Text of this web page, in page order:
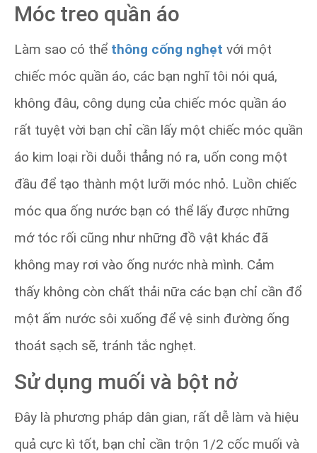
Móc treo quần áo
Làm sao có thể thông cống nghẹt với một
chiếc móc quần áo, các bạn nghĩ tôi nói quá,
không đâu, công dụng của chiếc móc quần áo
rất tuyệt vời bạn chỉ cần lấy một chiếc móc quần
áo kim loại rồi duỗi thẳng nó ra, uốn cong một
đầu để tạo thành một lưỡi móc nhỏ. Luồn chiếc
móc qua ống nước bạn có thể lấy được những
mớ tóc rối cũng như những đồ vật khác đã
không may rơi vào ống nước nhà mình. Cảm
thấy không còn chất thải nữa các bạn chỉ cần đổ
một ấm nước sôi xuống để vệ sinh đường ống
thoát sạch sẽ, tránh tắc nghẹt.
Sử dụng muối và bột nở
Đây là phương pháp dân gian, rất dễ làm và hiệu
quả cực kì tốt, bạn chỉ cần trộn 1/2 cốc muối và